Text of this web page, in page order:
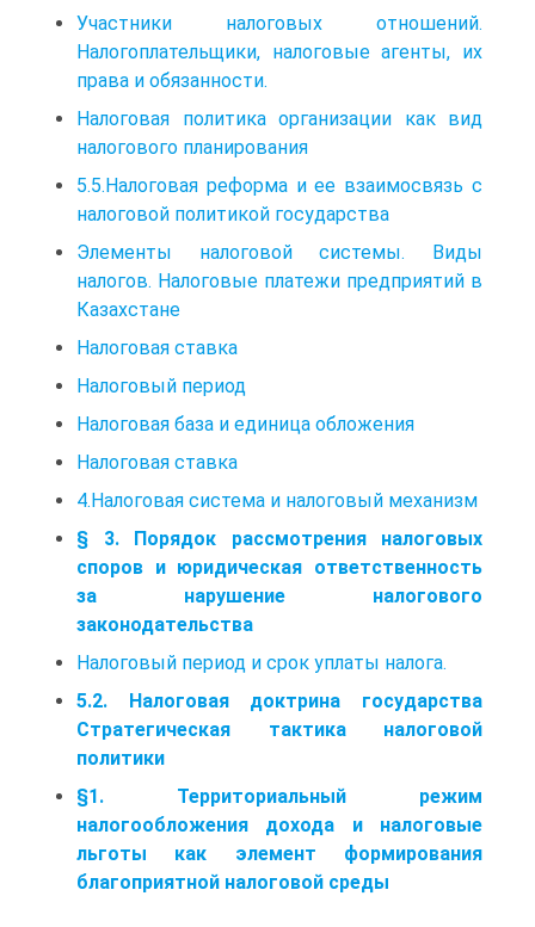
Участники налоговых отношений.
Налогоплательщики, налоговые агенты, их
права и обязанности.
Налоговая политика организации как вид
налогового планирования
5.5.Налоговая реформа и ее взаимосвязь с
налоговой политикой государства
Элементы налоговой системы. Виды
налогов. Налоговые платежи предприятий в
Казахстане
Налоговая ставка
Налоговый период
Налоговая база и единица обложения
Налоговая ставка
4.Налоговая система и налоговый механизм
§ 3. Порядок рассмотрения налоговых
споров и юридическая ответственность
за нарушение налогового
законодательства
Налоговый период и срок уплаты налога.
5.2. Налоговая доктрина государства
Стратегическая тактика налоговой
политики
§1. Территориальный режим
налогообложения дохода и налоговые
льготы как элемент формирования
благоприятной налоговой среды